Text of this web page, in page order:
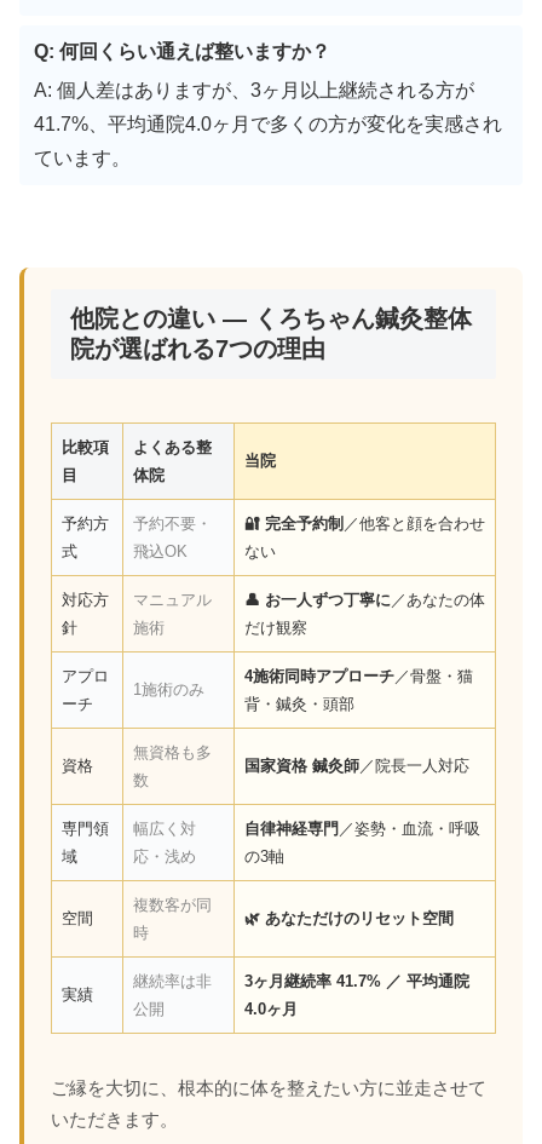
Q: 何回くらい通えば整いますか？
A: 個人差はありますが、3ヶ月以上継続される方が
41.7%、平均通院4.0ヶ月で多くの方が変化を実感され
ています。
他院との違い — くろちゃん鍼灸整体
院が選ばれる7つの理由
比較項
目
よくある整
体院
当院
予約方
式
予約不要・
飛込OK
🔐 完全予約制 ／他客と顔を合わせ
ない
対応方
針
マニュアル
施術
👤 お一人ずつ丁寧に ／あなたの体
だけ観察
アプロ
ーチ
1施術のみ
4施術同時アプローチ ／骨盤・猫
背・鍼灸・頭部
資格
無資格も多
数
国家資格 鍼灸師 ／院長一人対応
専門領
域
幅広く対
応・浅め
自律神経専門 ／姿勢・血流・呼吸
の3軸
空間
複数客が同
時
🌿 あなただけのリセット空間
実績
継続率は非
公開
3ヶ月継続率 41.7% ／ 平均通院
4.0ヶ月
ご縁を大切に、根本的に体を整えたい方に並走させて
いただきます。